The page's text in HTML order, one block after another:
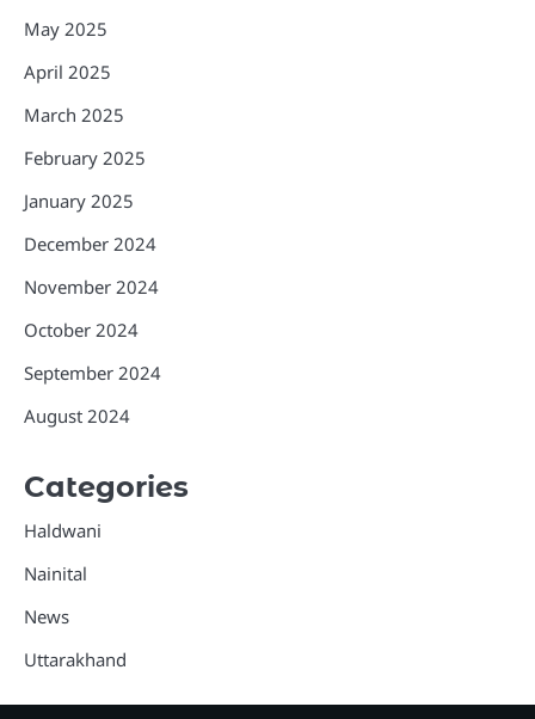
May 2025
April 2025
March 2025
February 2025
January 2025
December 2024
November 2024
October 2024
September 2024
August 2024
Categories
Haldwani
Nainital
News
Uttarakhand